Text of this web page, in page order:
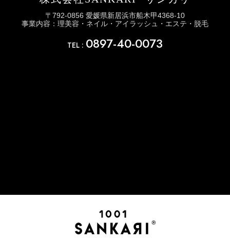
〒792-0856 愛媛県新居浜市船木甲4368-10
事業内容：理美容・ネイル・アイラッシュ・エステ・脱毛
TEL : 0897-40-0073